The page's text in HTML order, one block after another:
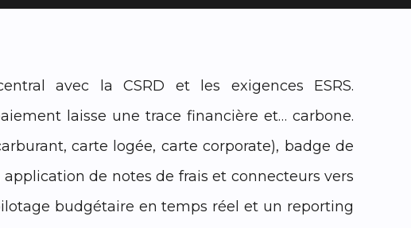
avec la CSRD et les exigences ESRS.
laisse une trace financière et… carbone.
carte logée, carte corporate), badge de
de notes de frais et connecteurs vers
budgétaire en temps réel et un reporting